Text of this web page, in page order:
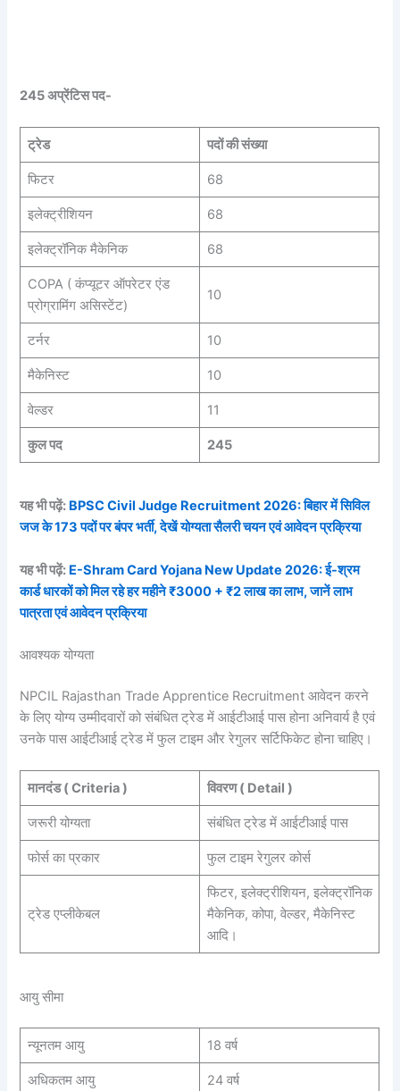
245 अप्रेंटिस पद-
ट्रेड पदों की संख्या
फिटर 68
इलेक्ट्रीशियन 68
इलेक्ट्रॉनिक मैकेनिक 68
COPA ( कंप्यूटर ऑपरेटर एंड
प्रोग्रामिंग असिस्टेंट)
10
टर्नर 10
मैकेनिस्ट 10
वेल्डर 11
कुल पद 245
यह भी पढ़ें: BPSC Civil Judge Recruitment 2026: बिहार में सिविल
जज के 173 पदों पर बंपर भर्ती, देखें योग्यता सैलरी चयन एवं आवेदन प्रक्रिया
यह भी पढ़ें: E-Shram Card Yojana New Update 2026: ई-श्रम
कार्ड धारकों को मिल रहे हर महीने ₹3000 + ₹2 लाख का लाभ, जानें लाभ
पात्रता एवं आवेदन प्रक्रिया
आवश्यक योग्यता
NPCIL Rajasthan Trade Apprentice Recruitment आवेदन करने
के लिए योग्य उम्मीदवारों को संबंधित ट्रेड में आईटीआई पास होना अनिवार्य है एवं
उनके पास आईटीआई ट्रेड में फुल टाइम और रेगुलर सर्टिफिकेट होना चाहिए।
मानदंड ( Criteria ) विवरण ( Detail )
जरूरी योग्यता संबंधित ट्रेड में आईटीआई पास
फोर्स का प्रकार फुल टाइम रेगुलर कोर्स
ट्रेड एप्लीकेबल
फिटर, इलेक्ट्रीशियन, इलेक्ट्रॉनिक
मैकेनिक, कोपा, वेल्डर, मैकेनिस्ट
आदि।
आयु सीमा
न्यूनतम आयु 18 वर्ष
अधिकतम आयु 24 वर्ष